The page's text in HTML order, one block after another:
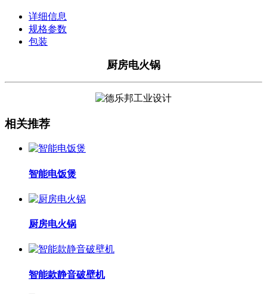
详细信息
规格参数
包装
厨房电火锅
相关推荐
智能电饭煲
厨房电火锅
智能款静音破壁机